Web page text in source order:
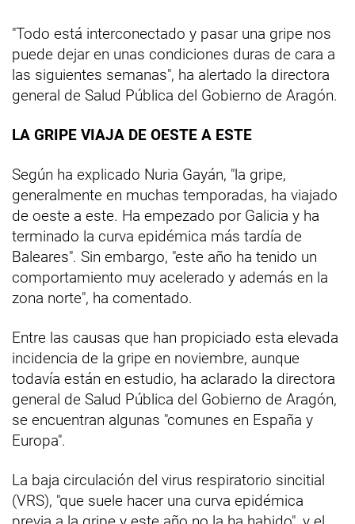
"Todo está interconectado y pasar una gripe nos
puede dejar en unas condiciones duras de cara a
las siguientes semanas", ha alertado la directora
general de Salud Pública del Gobierno de Aragón.
LA GRIPE VIAJA DE OESTE A ESTE
Según ha explicado Nuria Gayán, "la gripe,
generalmente en muchas temporadas, ha viajado
de oeste a este. Ha empezado por Galicia y ha
terminado la curva epidémica más tardía de
Baleares". Sin embargo, "este año ha tenido un
comportamiento muy acelerado y además en la
zona norte", ha comentado.
Entre las causas que han propiciado esta elevada
incidencia de la gripe en noviembre, aunque
todavía están en estudio, ha aclarado la directora
general de Salud Pública del Gobierno de Aragón,
se encuentran algunas "comunes en España y
Europa".
La baja circulación del virus respiratorio sincitial
(VRS), "que suele hacer una curva epidémica